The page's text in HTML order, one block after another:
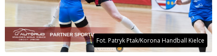
Fot. Patryk Ptak/Korona Handball Kielce